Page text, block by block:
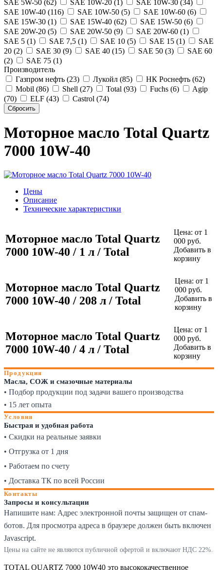
SAE 5W-50 (62)
SAE 10W-20 (1)
SAE 10W-30 (34)
SAE 10W-40 (116)
SAE 10W-50 (5)
SAE 10W-60 (6)
SAE 15W-30 (1)
SAE 15W-40 (62)
SAE 15W-50 (6)
SAE 20W-20 (5)
SAE 20W-50 (9)
SAE 20W-60 (1)
SAE 5 (1)
SAE 7,5 (1) SAE 10 (5) SAE 15 (1)
SAE
20 (2)
SAE 30 (9) SAE 40 (15) SAE 50 (3)
SAE 60
(2)
SAE 75 (1)
Производитель
Газпром нефть (23)
Лукойл (85)
НК Роснефть (62)
Mobil (86)
Shell (27) Total (93) Fuchs (6)
Agip
(70)
ELF (43) Castrol (74)
Моторное масло Total Quartz
7000 10W-40
Цены
Описание
Технические характеристики
Моторное масло Total Quartz
7000 10W-40 / 1 л / Total
Цена: от 1
000 руб.
Добавить в
корзину
Моторное масло Total Quartz
7000 10W-40 / 208 л / Total
Цена: от 1
000 руб.
Добавить в
корзину
Моторное масло Total Quartz
7000 10W-40 / 4 л / Total
Цена: от 1
000 руб.
Добавить в
корзину
Продукция
Масла, СОЖ и смазочные материалы
• Подбор продукции под задачи вашего производства
• 15 лет опыта
Условия
Быстрая и удобная работа
• Скидки на реальные заявки
• Отгрузка от 1 дня
• Работаем по счету
• Доставка ТК по всей России
Контакты
Запросы и консультации
Напишите нам: Адрес электронной почты защищен от спам-
ботов. Для просмотра адреса в браузере должен быть включен
Javascript.
Цены на сайте не являются публичной офертой и включают НДС 22%.
TOTAL QUARTZ 7000 10W40 это высококачественное